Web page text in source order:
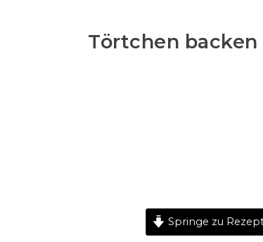
Törtchen
Springe zu